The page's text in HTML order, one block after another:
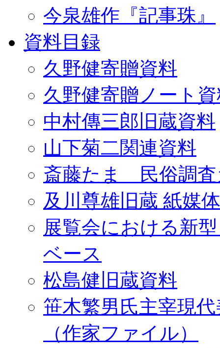
今泉雄作『記事珠』
資料目録
久野健寄贈資料
久野健寄贈ノート
中村傳三郎旧蔵資料
山下菊二関連資料
斎藤たま 民俗調査
及川尊雄旧蔵 紙媒
展覧会における新
ベース
松島健旧蔵資料
笹木繁男氏主宰現
（作家ファイル）